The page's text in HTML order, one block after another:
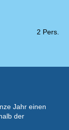
2 Pers.
Jahr einen
der